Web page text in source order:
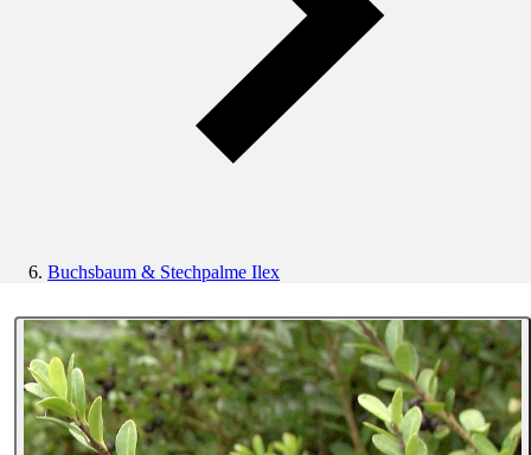
Buchsbaum & Stechpalme Ilex